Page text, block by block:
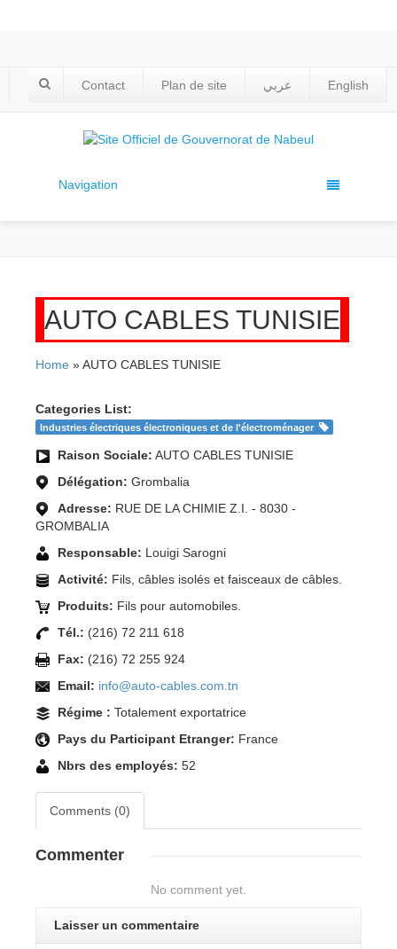
Contact Plan de site عربي English
Navigation
AUTO CABLES TUNISIE
Home » AUTO CABLES TUNISIE
Categories List:
Industries électriques électroniques et de l'électroménager
Raison Sociale: AUTO CABLES TUNISIE
Délégation: Grombalia
Adresse: RUE DE LA CHIMIE Z.I. - 8030 -
GROMBALIA
Responsable: Louigi Sarogni
Activité: Fils, câbles isolés et faisceaux de câbles.
Produits: Fils pour automobiles.
Tél.: (216) 72 211 618
Fax: (216) 72 255 924
Email: info@auto-cables.com.tn
Régime : Totalement exportatrice
Pays du Participant Etranger: France
Nbrs des employés: 52
Comments (0)
Commenter
No comment yet.
Laisser un commentaire